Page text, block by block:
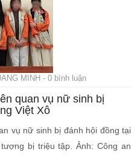
MINH - 0 bình luận
quan vụ nữ sinh bị
Việt Xô
vụ nữ sinh bị đánh hội đồng tại
bị triệu tập. Ảnh: Công an